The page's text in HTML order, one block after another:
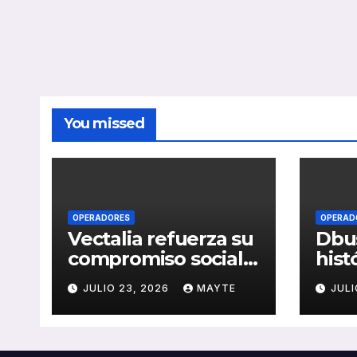
You missed
OPERADORES
Vectalia refuerza su
compromiso social y
medioambiental
con la publicación
de su Memoria de
JULIO 23, 2026 MAYTE
del